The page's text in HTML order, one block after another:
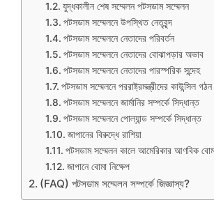
যুদ্ধকালীন শেষ সম্মেলন পটসডাম সম্মেলন
পটসডাম সম্মেলনে উপস্থিত নেতৃবৃন্দ
পটসডাম সম্মেলনে নেতাদের পরিবর্তন
পটসডাম সম্মেলনে নেতাদের বোঝাপড়ার অভাব
পটসডাম সম্মেলনে নেতাদের পারস্পরিক সন্দেহ
পটসডাম সম্মেলনে পররাষ্ট্রমন্ত্রীদের কাউন্সিল গঠন
পটসডাম সম্মেলনে জার্মানির সম্পর্কে সিদ্ধান্ত
পটসডাম সম্মেলনে পোল্যান্ড সম্পর্কে সিদ্ধান্ত
জাপানের বিরুদ্ধে রাশিয়া
পটসডাম সম্মেলন কালে আমেরিকার আণবিক
জাপানে বোমা নিক্ষেপ
(FAQ) পটসডাম সম্মেলন সম্পর্কে জিজ্ঞাস্য?